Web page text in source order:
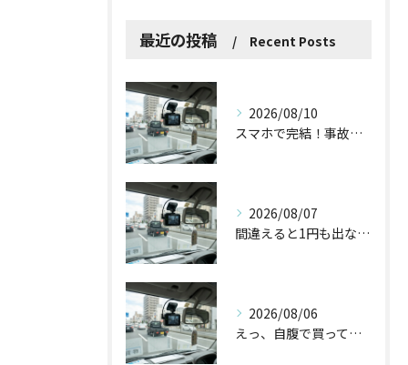
最近の投稿 Recent Posts
2026/08/10
スマホで完結！事故防止補助金の申請手順と完了までの3ステップ
2026/08/07
間違えると1円も出ない！？ドラレコ補助金を使う前に知っておくべき3つの注意点
2026/08/06
えっ、自腹で買ってた！ドラレコやバックカメラの導入で国からお金が出るって本当？